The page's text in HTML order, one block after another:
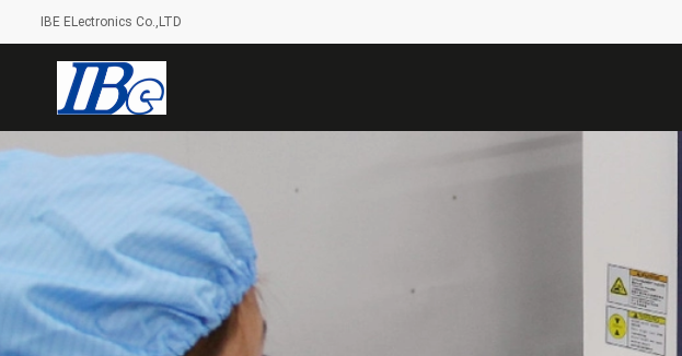
IBE ELectronics Co.,LTD